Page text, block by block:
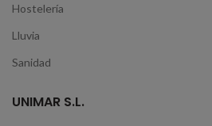
Hostelería
Lluvia
Sanidad
UNIMAR S.L.